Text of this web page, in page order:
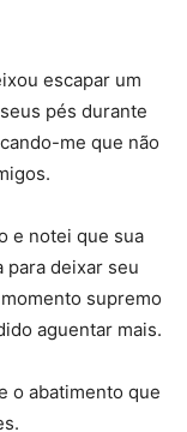
escapar um
pés durante
me que não
e notei que sua
para deixar seu
supremo
aguentar mais.
o abatimento que